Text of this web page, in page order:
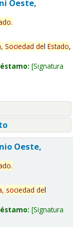
Oeste,
.
Sociedad del Estado,
Signatura
Oeste,
.
sociedad del
Signatura